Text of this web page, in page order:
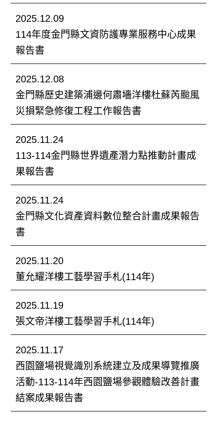
2025.12.09
114年度金門縣文資防護專業服務中心成果
報告書
2025.12.08
金門縣歷史建築浦邊何肅墻洋樓杜蘇芮颱風
災損緊急修復工程工作報告書
2025.11.24
113-114金門縣世界遺產潛力點推動計畫成
果報告書
2025.11.24
金門縣文化資產資料數位整合計畫成果報告
書
2025.11.20
董允耀洋樓工藝學習手札(114年)
2025.11.19
張文帝洋樓工藝學習手札(114年)
2025.11.17
西園鹽場視覺識別系統建立及成果導覽推廣
活動-113-114年西園鹽場參觀體驗改善計畫
結案成果報告書